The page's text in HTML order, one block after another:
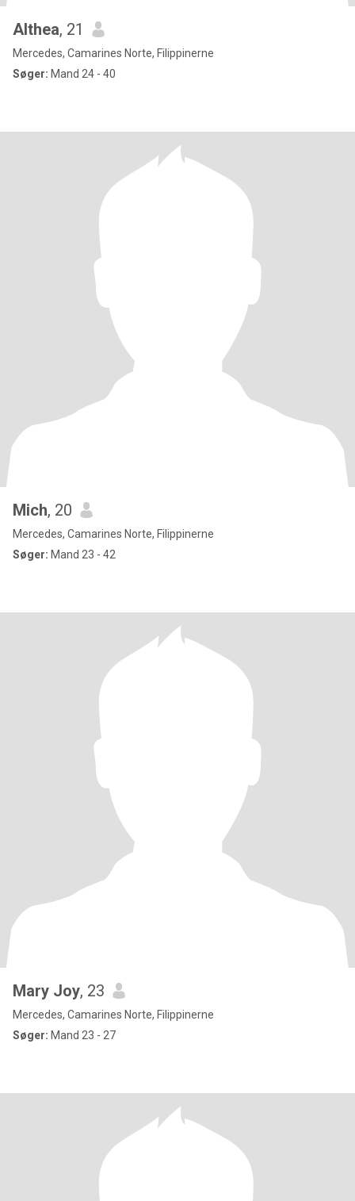
Althea, 21
Mercedes, Camarines Norte, Filippinerne
Søger: Mand 24 - 40
Mich, 20
Mercedes, Camarines Norte, Filippinerne
Søger: Mand 23 - 42
Mary Joy, 23
Mercedes, Camarines Norte, Filippinerne
Søger: Mand 23 - 27